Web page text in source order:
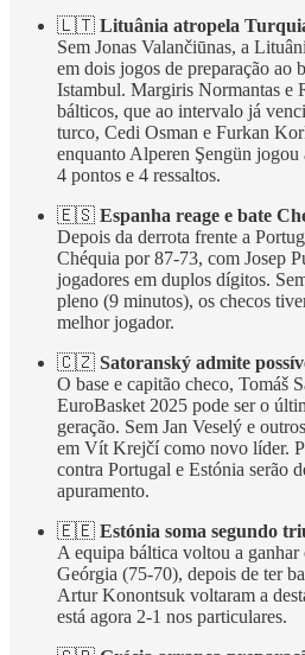
🇱🇹 Lituânia atropela
Sem Jonas Valančiūnas, a
em dois jogos de preparação ao
Istambul. Margiris Normantas e
bálticos, que ao intervalo já
turco, Cedi Osman e Furkan
enquanto Alperen Şengün jogou
4 pontos e 4 ressaltos.
🇪🇸 Espanha reage e bate
Depois da derrota frente a
Chéquia por 87-73, com Josep
jogadores em duplos dígitos.
pleno (9 minutos), os checos
melhor jogador.
🇨🇿 Satoranský admite
O base e capitão checo, Tomáš
EuroBasket 2025 pode ser o
geração. Sem Jan Veselý e
em Vít Krejčí como novo líder.
contra Portugal e Estónia serão
apuramento.
🇪🇪 Estónia soma segundo
A equipa báltica voltou a ganhar
Geórgia (75-70), depois de ter
Artur Konontsuk voltaram a
está agora 2-1 nos particulares.